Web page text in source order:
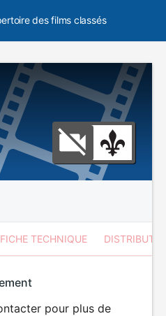
des films classés
FICHE TECHNIQUE
pour plus de